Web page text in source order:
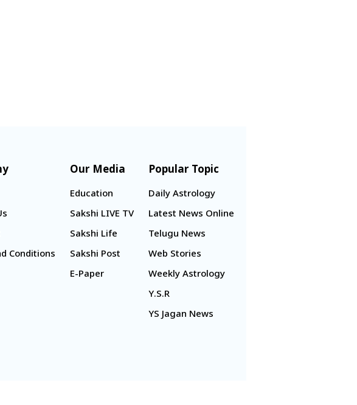
Conditions
Our Media
Education
Sakshi LIVE TV
Sakshi Life
Sakshi Post
E-Paper
Popular Topic
Daily Astrology
Latest News Online
Telugu News
Web Stories
Weekly Astrology
Y.S.R
YS Jagan News